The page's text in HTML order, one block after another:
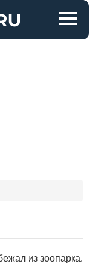
из зоопарка.